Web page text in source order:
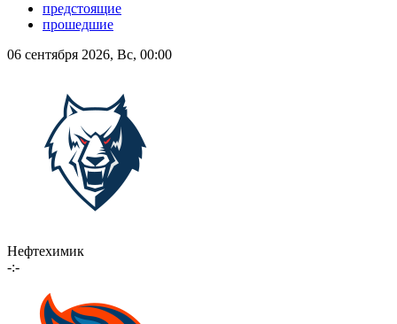
предстоящие
прошедшие
06 сентября 2026, Вс, 00:00
Нефтехимик
-:-